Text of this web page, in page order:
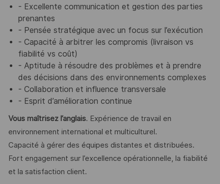
- Excellente communication et gestion des parties
prenantes
- Pensée stratégique avec un focus sur l’exécution
- Capacité à arbitrer les compromis (livraison vs
fiabilité vs coût)
- Aptitude à résoudre des problèmes et à prendre
des décisions dans des environnements complexes
- Collaboration et influence transversale
- Esprit d’amélioration continue
Vous maîtrisez l’anglais. Expérience de travail en
environnement international et multiculturel.
Capacité à gérer des équipes distantes et distribuées.
Fort engagement sur l’excellence opérationnelle, la fiabilité
et la satisfaction client.